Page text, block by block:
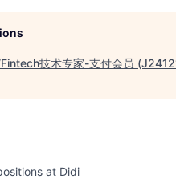
技术专家-支付会员
at Didi